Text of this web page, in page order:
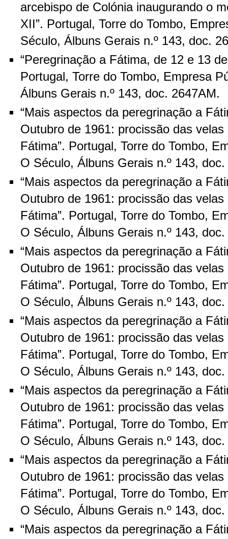
arcebispo de Colónia inaugurando o
XII”. Portugal, Torre do Tombo,
Século, Álbuns Gerais n.º 143, doc.
“Peregrinação a Fátima, de 12 e 13
Portugal, Torre do Tombo, Empresa
Álbuns Gerais n.º 143, doc. 2647AM.
“Mais aspectos da peregrinação a
Outubro de 1961: procissão das
Fátima”. Portugal, Torre do Tombo,
O Século, Álbuns Gerais n.º 143,
“Mais aspectos da peregrinação a
Outubro de 1961: procissão das
Fátima”. Portugal, Torre do Tombo,
O Século, Álbuns Gerais n.º 143,
“Mais aspectos da peregrinação a
Outubro de 1961: procissão das
Fátima”. Portugal, Torre do Tombo,
O Século, Álbuns Gerais n.º 143,
“Mais aspectos da peregrinação a
Outubro de 1961: procissão das
Fátima”. Portugal, Torre do Tombo,
O Século, Álbuns Gerais n.º 143,
“Mais aspectos da peregrinação a
Outubro de 1961: procissão das
Fátima”. Portugal, Torre do Tombo,
O Século, Álbuns Gerais n.º 143,
“Mais aspectos da peregrinação a
Outubro de 1961: procissão das
Fátima”. Portugal, Torre do Tombo,
O Século, Álbuns Gerais n.º 143,
“Mais aspectos da peregrinação a